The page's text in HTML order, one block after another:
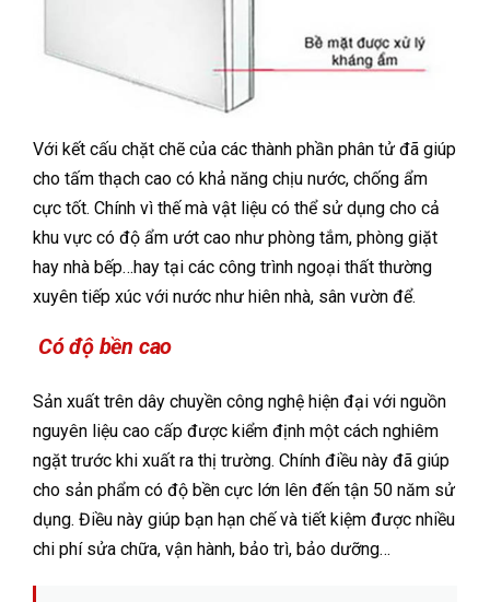
Với kết cấu chặt chẽ của các thành phần phân tử đã giúp
cho tấm thạch cao có khả năng chịu nước, chống ẩm
cực tốt. Chính vì thế mà vật liệu có thể sử dụng cho cả
khu vực có độ ẩm ướt cao như phòng tắm, phòng giặt
hay nhà bếp…hay tại các công trình ngoại thất thường
xuyên tiếp xúc với nước như hiên nhà, sân vườn để.
Có độ bền cao
Sản xuất trên dây chuyền công nghệ hiện đại với nguồn
nguyên liệu cao cấp được kiểm định một cách nghiêm
ngặt trước khi xuất ra thị trường. Chính điều này đã giúp
cho sản phẩm có độ bền cực lớn lên đến tận 50 năm sử
dụng. Điều này giúp bạn hạn chế và tiết kiệm được nhiều
chi phí sửa chữa, vận hành, bảo trì, bảo dưỡng…